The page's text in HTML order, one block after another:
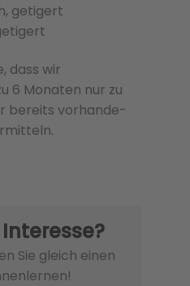
getigert
dass wir
6 Monaten nur zu
bere­its vorhan­de­
Sie gleich einen